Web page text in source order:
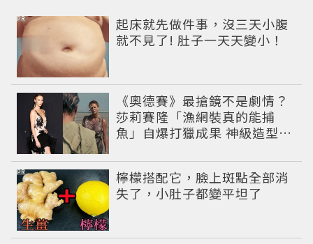
起床就先做件事，沒三天小腹
就不見了! 肚子一天天變小！
PR
《奧德賽》最搶鏡不是劇情？
莎莉賽隆「漁網裝真的能捕
魚」自爆打獵成果 神級造型美
檸檬搭配它，臉上斑點全部消
失了，小肚子都變平坦了
PR